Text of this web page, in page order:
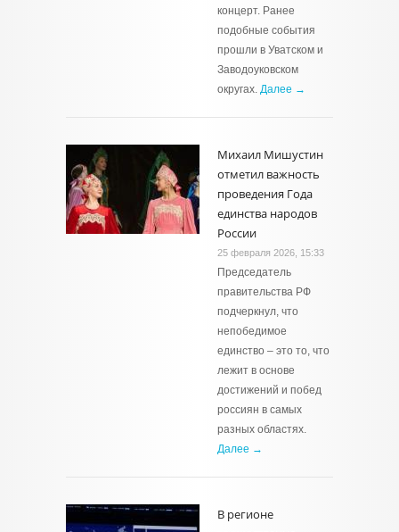
концерт. Ранее
подобные события
прошли в Уватском и
Заводоуковском
округах. Далее →
Михаил Мишустин
отметил важность
проведения Года
единства народов
России
25 февраля 2026, 15:33
Председатель
правительства РФ
подчеркнул, что
непобедимое
единство – это то, что
лежит в основе
достижений и побед
россиян в самых
разных областях.
Далее →
В регионе